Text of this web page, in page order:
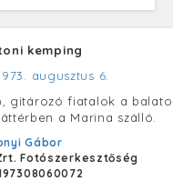
kemping
augusztus 6.
gitározó fiatalok a
a Marina szálló.
Gábor
Fotószerkesztőség